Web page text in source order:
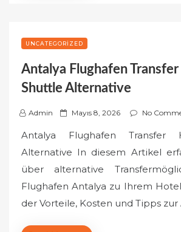
UNCATEGORIZED
Antalya Flughafen Transfer
Shuttle Alternative
Admin
P
t
e
d
o
Mayıs 8, 2026 No
Antalya Flughafen Transfer
Alternative In diesem Artikel
über alternative
Flughafen Antalya zu Ihrem
der Vorteile, Kosten und Tipps zur